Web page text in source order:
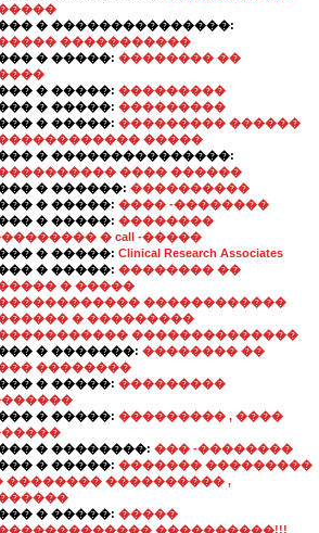
� ���������������:
�����������
� �����: �������� ��
� �����: ���������
� �����: ���������
� �����: ��������� ������
�����
� ���������������:
���� ������
� ������: ����������
� �����: ���� -��������
� �����: ��������
� call -�����
� �����: Clinical Research Associates
� �����: �������� ��
� �����
������������
� ���������
��������������
� �������: �������� ��
��������
� �����: ���������
� �����: ��������� , ����
� ��������: ��� -��������
� �����: ������� ���������
�������� ���������� ,
� �����: �����
����������!!!